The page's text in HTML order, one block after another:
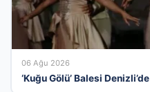
06 Ağu 2026
‘Kuğu Gölü’ Balesi